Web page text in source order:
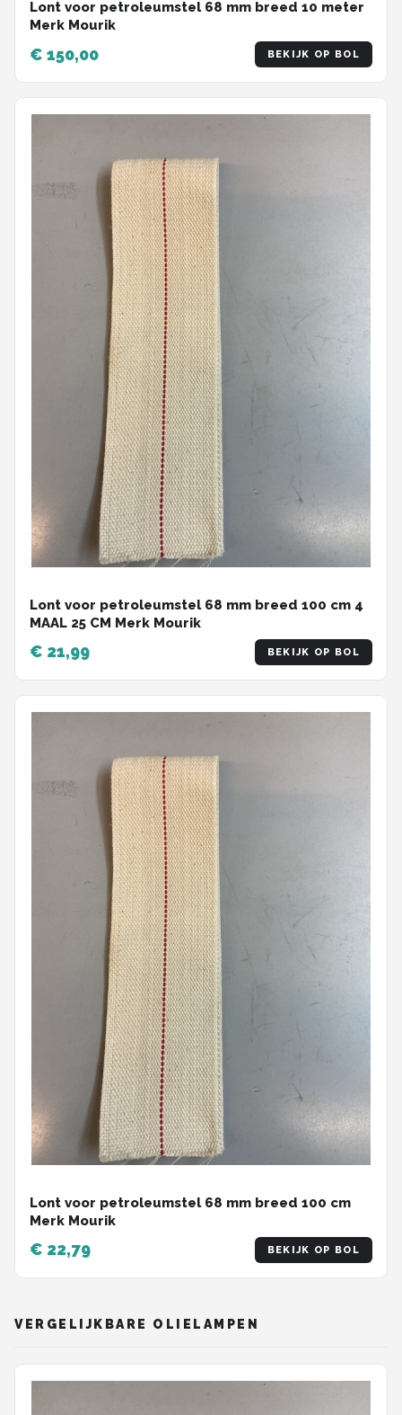
Lont voor petroleumstel 68 mm breed 10 meter
Merk Mourik
€ 150,00 BEKIJK OP BOL
Lont voor petroleumstel 68 mm breed 100 cm 4
MAAL 25 CM Merk Mourik
€ 21,99 BEKIJK OP BOL
Lont voor petroleumstel 68 mm breed 100 cm
Merk Mourik
€ 22,79 BEKIJK OP BOL
VERGELIJKBARE OLIELAMPEN